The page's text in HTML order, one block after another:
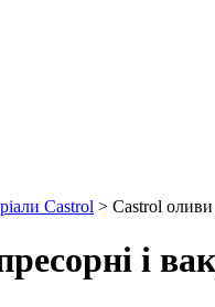
Castrol > Castrol оливи
і